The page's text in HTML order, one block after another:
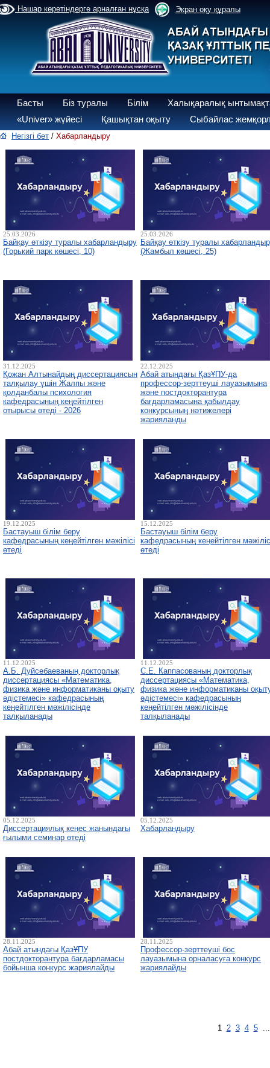
Нашар көретіндерге арналған нұсқа Экран оқу құралы
Басты Біз туралы Білім
Халықаралық
«Univer» жүйесі
Қашықтан оқыту Сыбайлас
Негізгі бет / Хабарландыру
25.03.2026
Байқау өткізу туралы хабарландыру
(Горький парк көшесі, 10)
25.03.2026
Байқау өткізу туралы
(Жамбыл көшесі, 25)
31.12.2025
Қожан Алтынайдың диссертациясын
талқылау үшін Жалпы және
қолданбалы психология
кафедрасының кеңейтілген
отырысы өтеді - 2026
22.12.2025
Абай атындағы ҚазҰПУ-да
профессор-зерттеуші лауазымына
және постдокторантура
бағдарламасына қабылдау
конкурсының нәтижелері
жарияланды
19.12.2025
Бастауыш білім беру
кафедрасының кеңейтілген мәжілісі
өтеді
15.12.2025
Бастауыш білім беру
кафедрасының кеңейтілген
өтеді
11.12.2025
А.Б. Дуйсебаеваның докторлық
диссертациясы «Математика,
физика және информатиканы оқыту
әдістемесі» кафедрасының
кеңейтілген мәжілісінде
талқыланады
11.12.2025
С.Е. Каппасованың докторлық
диссертациясы «Математика,
физика және информатиканы
әдістемесі» кафедрасының
кеңейтілген мәжілісінде
талқыланады
05.12.2025
Диссертациялық кеңес жанындағы
ғылыми семинар өтеді
05.12.2025
Хабарландыру
28.11.2025
Абай атындағы ҚазҰПУ
постдокторантура бағдарламасы
бойынша конкурс жариялайды
28.11.2025
Профессор-зерттеуші бос
лауазымына орналасуға конкурс
жариялайды
1 2 3 4 5